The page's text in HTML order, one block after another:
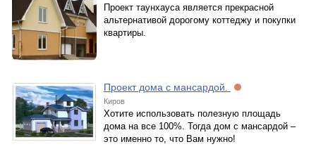
Проект таунхауса является прекрасной
альтернативой дорогому коттеджу и покупки
квартиры.
Проект дома с мансардой.
Киров
Хотите использовать полезную площадь
дома на все 100%. Тогда дом с мансардой –
это именно то, что Вам нужно!